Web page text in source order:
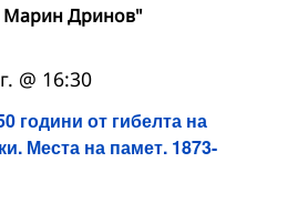
Марин Дринов"
години от гибелта на
Места на памет. 1873-
@ 16:30